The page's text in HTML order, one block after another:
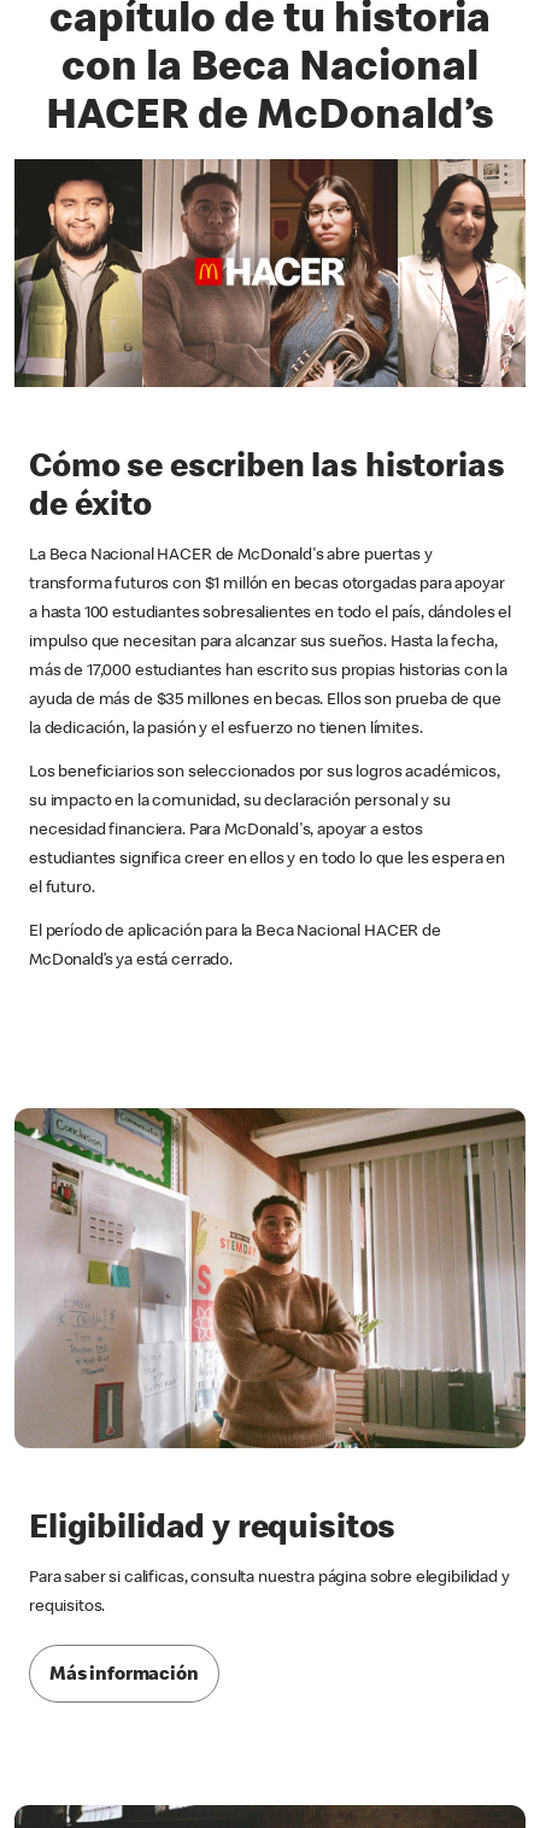
capítulo de tu historia
con la Beca Nacional
HACER de McDonald’s
Cómo se escriben las historias
de éxito
La Beca Nacional HACER de McDonald's abre puertas y
transforma futuros con $1 millón en becas otorgadas para apoyar
a hasta 100 estudiantes sobresalientes en todo el país, dándoles el
impulso que necesitan para alcanzar sus sueños. Hasta la fecha,
más de 17,000 estudiantes han escrito sus propias historias con la
ayuda de más de $35 millones en becas. Ellos son prueba de que
la dedicación, la pasión y el esfuerzo no tienen límites.
Los beneficiarios son seleccionados por sus logros académicos,
su impacto en la comunidad, su declaración personal y su
necesidad financiera. Para McDonald's, apoyar a estos
estudiantes significa creer en ellos y en todo lo que les espera en
el futuro.
El período de aplicación para la Beca Nacional HACER de
McDonald’s ya está cerrado.
Eligibilidad y requisitos
Para saber si calificas, consulta nuestra página sobre elegibilidad y
requisitos.
Más información